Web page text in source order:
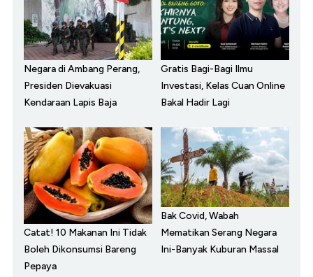
Negara di Ambang Perang,
Presiden Dievakuasi
Kendaraan Lapis Baja
Gratis Bagi-Bagi Ilmu
Investasi, Kelas Cuan Online
Bakal Hadir Lagi
Catat! 10 Makanan Ini Tidak
Boleh Dikonsumsi Bareng
Pepaya
Bak Covid, Wabah
Mematikan Serang Negara
Ini-Banyak Kuburan Massal